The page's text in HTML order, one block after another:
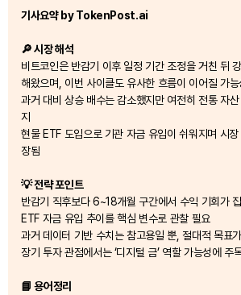
기사요약 by TokenPost.ai
🔎 시장 해석
비트코인은 반감기 이후 일정 기간 조정을 거친 뒤
해왔으며, 이번 사이클도 유사한 흐름이 이어질 가
과거 대비 상승 배수는 감소했지만 여전히 전통 자
지
현물 ETF 도입으로 기관 자금 유입이 쉬워지며 시
장됨
💡 전략 포인트
반감기 직후보다 6~18개월 구간에서 수익 기회가
ETF 자금 유입 추이를 핵심 변수로 관찰 필요
과거 데이터 기반 수치는 참고용일 뿐, 절대적 목표
장기 투자 관점에서는 ‘디지털 금’ 역할 가능성에 주
📘 용어정리